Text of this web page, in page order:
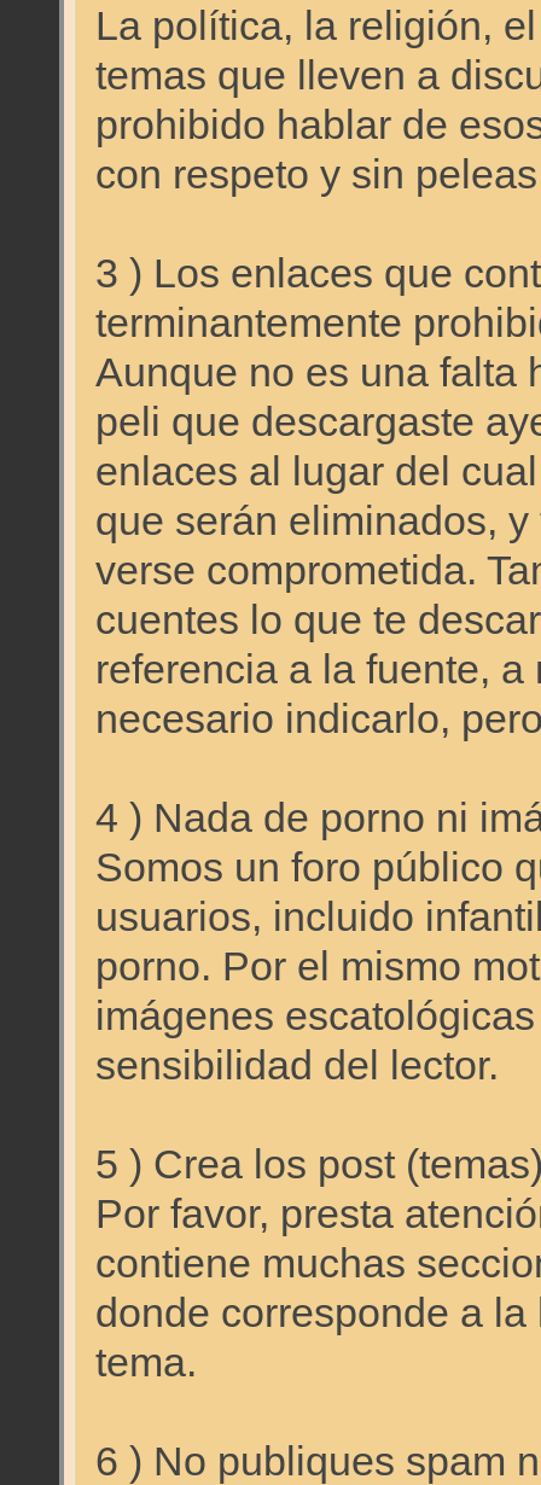
La política, la religión,
temas que lleven a
prohibido hablar de
con respeto y sin
3 ) Los enlaces que
terminantemente
Aunque no es una falta
peli que descargaste
enlaces al lugar del
que serán eliminados,
verse comprometida.
cuentes lo que te
referencia a la fuente,
necesario indicarlo,
4 ) Nada de porno ni
Somos un foro público
usuarios, incluido
porno. Por el mismo
imágenes
sensibilidad del lector.
5 ) Crea los post
Por favor, presta
contiene muchas
donde corresponde a
tema.
6 ) No publiques spam